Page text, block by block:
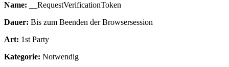
Name: __RequestVerificationToken
Dauer: Bis zum Beenden der Browsersession
Art: 1st Party
Kategorie: Notwendig